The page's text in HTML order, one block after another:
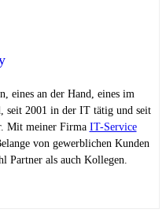
eines an der Hand, eines im
seit 2001 in der IT tätig und seit
Mit meiner Firma IT-Service
von gewerblichen Kunden
Partner als auch Kollegen.